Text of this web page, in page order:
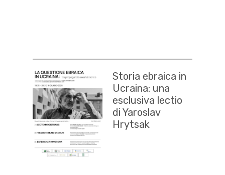
Storia ebraica in
Ucraina: una
esclusiva lectio
di Yaroslav
Hrytsak